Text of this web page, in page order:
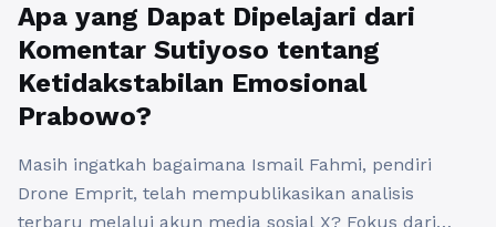
Apa yang Dapat Dipelajari dari
Komentar Sutiyoso tentang
Ketidakstabilan Emosional
Prabowo?
Masih ingatkah bagaimana Ismail Fahmi, pendiri
Drone Emprit, telah mempublikasikan analisis
terbaru melalui akun media sosial X? Fokus dari